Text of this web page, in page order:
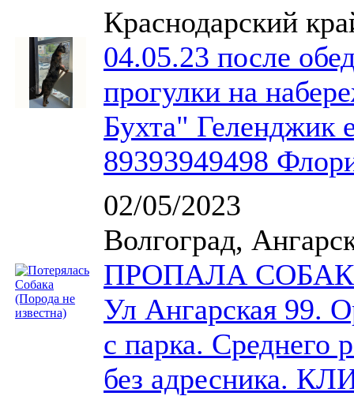
Краснодарский
04.05.23 после
прогулки на
Бухта" Геленджик
89393949498
02/05/2023
Волгоград,
ПРОПАЛА
Ул Ангарская 99.
с парка. Среднего
без адресника.